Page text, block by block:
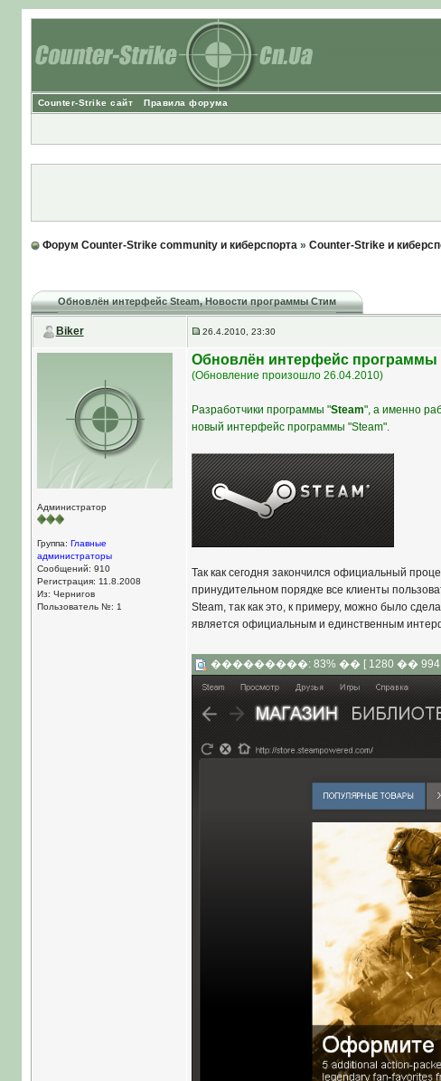
Counter-Strike сайт Правила форума
Форум Counter-Strike community и киберспорта» Counter-Strike и
Обновлён интерфейс Steam, Новости программы Стим
Biker 26.4.2010, 23:30
Администратор
Группа: Главные
администраторы
Сообщений: 910
Регистрация: 11.8.2008
Из: Чернигов
Пользователь №: 1
Обновлён интерфейс программы
(Обновление произошло 26.04.2010)
Разработчики программы "Steam", а именно
новый интерфейс программы "Steam".
Так как сегодня закончился официальный
принудительном порядке все клиенты
Steam, так как это, к примеру, можно было
является официальным и единственным
���������: 83% �� [ 1280